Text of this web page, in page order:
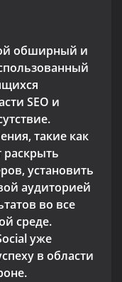
обширный и
SEO и
такие как
раскрыть
установить
аудиторией
во все
среде.
уже
в области